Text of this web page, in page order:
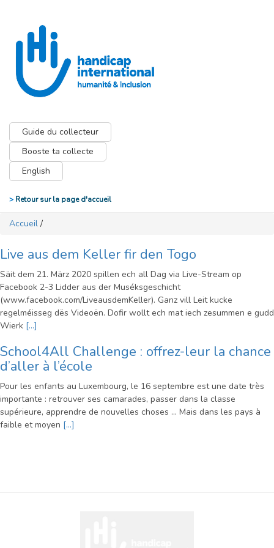
Guide du collecteur
Booste ta collecte
English
> Retour sur la page d'accueil
Accueil /
Live aus dem Keller fir den Togo
Säit dem 21. März 2020 spillen ech all Dag via Live-Stream op
Facebook 2-3 Lidder aus der Muséksgeschicht
(www.facebook.com/LiveausdemKeller). Ganz vill Leit kucke
regelméisseg dës Videoën. Dofir wollt ech mat iech zesummen e gudd
Wierk […]
School4All Challenge : offrez-leur la chance
d’aller à l’école
Pour les enfants au Luxembourg, le 16 septembre est une date très
importante : retrouver ses camarades, passer dans la classe
supérieure, apprendre de nouvelles choses … Mais dans les pays à
faible et moyen […]